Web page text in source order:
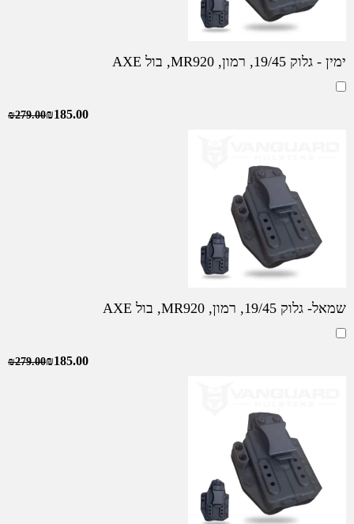
ימין - גלוק 19/45, רמון, MR920, בול AXE
₪279.00₪185.00
שמאל- גלוק 19/45, רמון, MR920, בול AXE
₪279.00₪185.00